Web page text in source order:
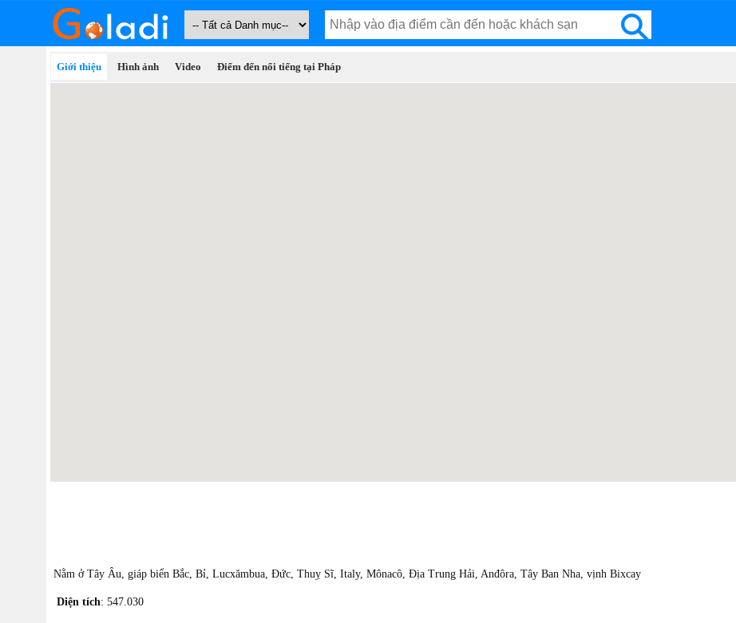
Giới thiệu Hình ảnh Video Điểm đến nổi tiếng tại Pháp
Nằm ở Tây Âu, giáp biển Bắc, Bỉ, Lucxămbua, Đức, Thuỵ Sĩ, Italy, Mônacô, Địa Trung Hải, Anđôra, Tây Ban Nha, vịnh Bixcay
Diện tích: 547.030